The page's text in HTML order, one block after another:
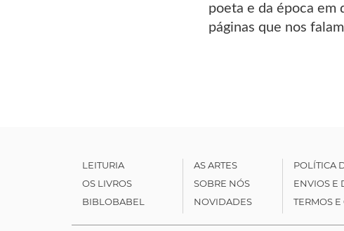
poeta e da época em
páginas que nos
LEITURIA
OS LIVROS
BIBLOBABEL
AS ARTES
SOBRE NÓS
NOVIDADES
POLÍTICA
ENVIOS E
TERMOS